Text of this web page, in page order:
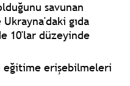
savunan
gıda
10'lar düzeyinde
erişebilmeleri